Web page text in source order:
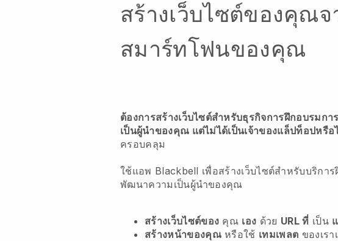
สร้างเว็บไซต์ของคุณจ
สมาร์ทโฟนของคุณ
ต้องการสร้างเว็บไซต์สำหรับธุรกิจการฝึกอบรมก
เป็นผู้นำของคุณ แต่ไม่ได้เป็นเจ้าของแล็ปท็อปหรือ
ครอบคลุม
ใช้แอพ Blackbell เพื่อสร้างเว็บไซต์สำหรับบริกา
พัฒนาความเป็นผู้นำของคุณ
สร้างเว็บไซต์ของ คุณ เอง ด้วย URL ที่ เป็น
สร้างหน้าของคุณหรือใช้ เทมเพลต ของเรา